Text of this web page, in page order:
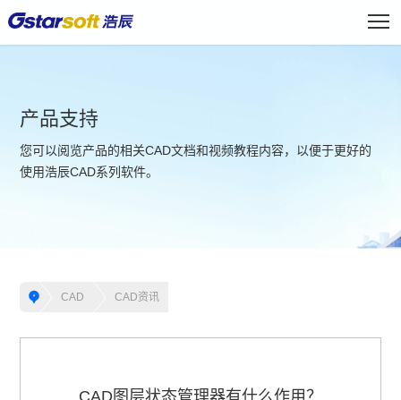
产品支持
您可以阅览产品的相关CAD文档和视频教程内容，以便于更好的
使用浩辰CAD系列软件。
CAD CAD资讯
CAD图层状态管理器有什么作用？